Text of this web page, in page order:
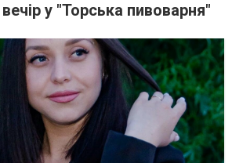
у "Торська пивоварня"